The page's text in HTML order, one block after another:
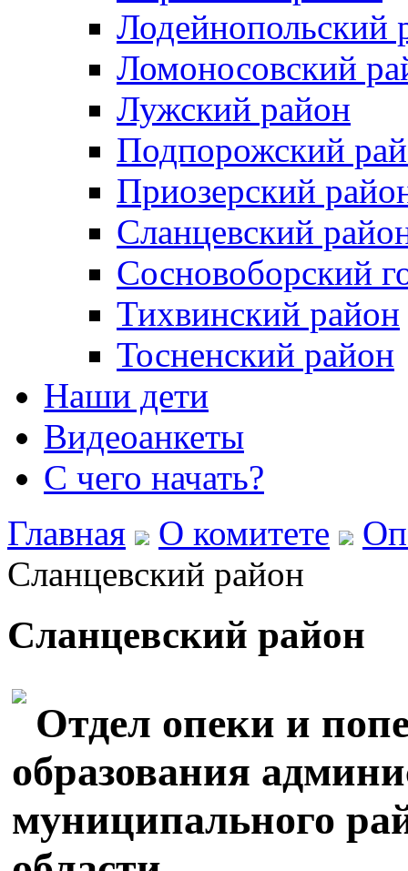
Лодейнопольский
Ломоносовский
Лужский район
Подпорожский
Приозерский
Сланцевский
Сосновоборский
Тихвинский район
Тосненcкий район
Наши дети
Видеоанкеты
С чего начать?
Главная
О комитете
Сланцевский район
Сланцевский район
Отдел опеки и
образования
муниципального